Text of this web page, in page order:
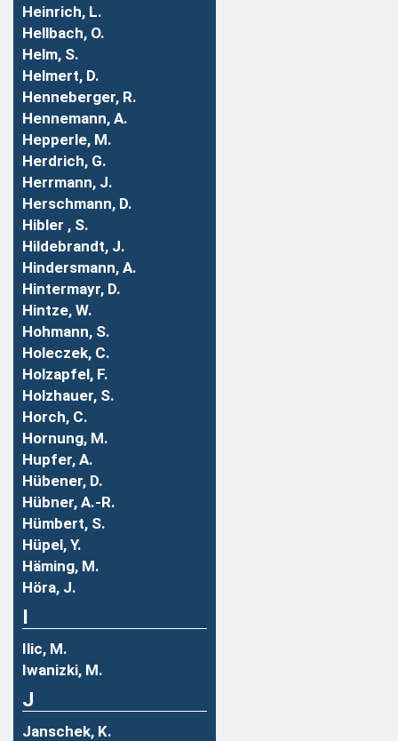
Heinrich, L.
Hellbach, O.
Helm, S.
Helmert, D.
Henneberger, R.
Hennemann, A.
Hepperle, M.
Herdrich, G.
Herrmann, J.
Herschmann, D.
Hibler , S.
Hildebrandt, J.
Hindersmann, A.
Hintermayr, D.
Hintze, W.
Hohmann, S.
Holeczek, C.
Holzapfel, F.
Holzhauer, S.
Horch, C.
Hornung, M.
Hupfer, A.
Hübener, D.
Hübner, A.-R.
Hümbert, S.
Hüpel, Y.
Häming, M.
Höra, J.
I
Ilic, M.
Iwanizki, M.
J
Janschek, K.